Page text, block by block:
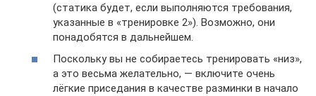
(статика будет, если выполняются требования,
указанные в «тренировке 2»). Возможно, они
понадобятся в дальнейшем.
Поскольку вы не собираетесь тренировать «низ»,
а это весьма желательно, — включите очень
лёгкие приседания в качестве разминки в начало